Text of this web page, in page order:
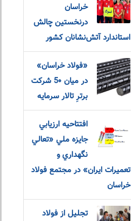
خراسان
درنخستین چالش
استاندارد آتش‌نشانان کشور
«فولاد خراسان»
در میان 5۰ شرکت
برترِ تالار سرمایه
افتتاحيه ارزيابي
جايزه ملي «تعالي
نگهداري و
تعميرات ايران» در مجتمع فولاد
خراسان
تجلیل از فولاد